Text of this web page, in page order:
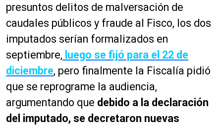
presuntos delitos de malversación de
caudales públicos y fraude al Fisco, los dos
imputados serían formalizados en
septiembre, luego se fijó para el 22 de
diciembre, pero finalmente la Fiscalía pidió
que se reprograme la audiencia,
argumentando que debido a la declaración
del imputado, se decretaron nuevas